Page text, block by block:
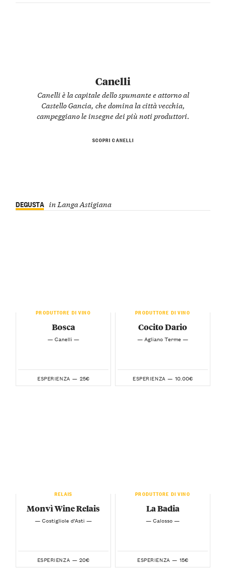
Canelli
Canelli è la capitale dello spumante e attorno al
Castello Gancia, che domina la città vecchia,
campeggiano le insegne dei più noti produttori.
SCOPRI CANELLI
DEGUSTA in Langa Astigiana
PRODUTTORE DI VINO
Bosca
— Canelli —
ESPERIENZA — 25€
PRODUTTORE DI VINO
Cocito Dario
— Agliano Terme —
ESPERIENZA — 10.00€
RELAIS
Monvì Wine Relais
— Costigliole d’Asti —
ESPERIENZA — 20€
PRODUTTORE DI VINO
La Badia
— Calosso —
ESPERIENZA — 15€